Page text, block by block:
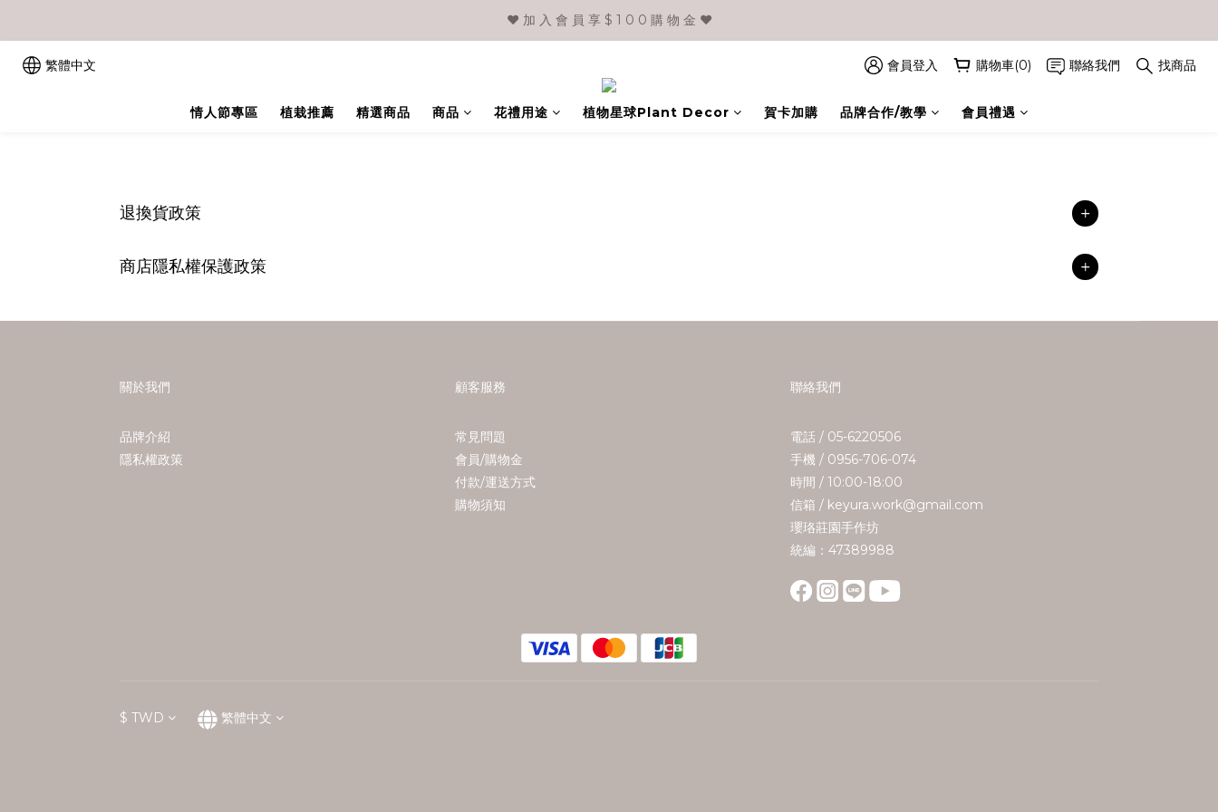
❤️ 加 入 會 員 享 $ 1 0 0 購 物 金 ❤️
繁體中文 會員登入 購物車(0) 聯絡我們 找商品
情人節專區 植栽推薦 精選商品 商品 花禮用途 植物星球Plant Decor 賀卡加購 品牌合作/教學 會員禮遇
退換貨政策
商店隱私權保護政策
關於我們
品牌介紹
隱私權政策
顧客服務
常見問題
會員/購物金
付款/運送方式
購物須知
聯絡我們
電話 / 05-6220506
手機 / 0956-706-074
時間 / 10:00-18:00
信箱 / keyura.work@gmail.com
瓔珞莊園手作坊
統編：47389988
$ TWD 繁體中文